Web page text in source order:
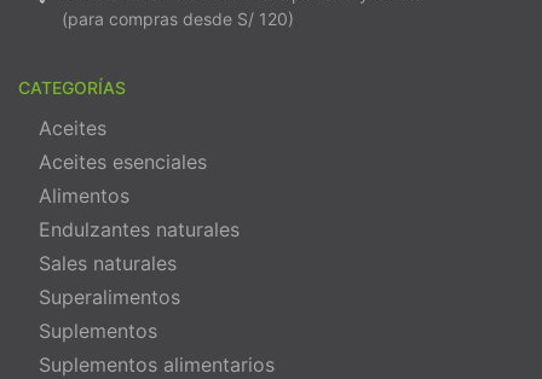
(para compras desde S/ 120)
CATEGORÍAS
Aceites
Aceites esenciales
Alimentos
Endulzantes naturales
Sales naturales
Superalimentos
Suplementos
Suplementos alimentarios